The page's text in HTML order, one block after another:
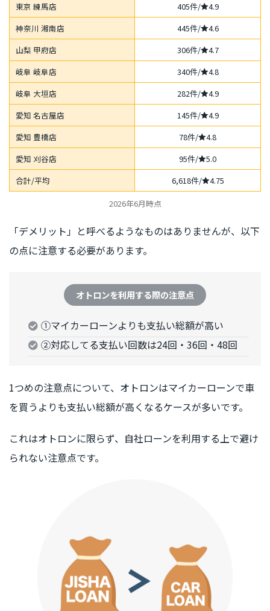
東京 練馬店
405件/
4.9
神奈川 湘南店
445件/
4.6
山梨 甲府店
306件/
4.7
岐阜 岐阜店
340件/
4.8
岐阜 大垣店
282件/
4.9
愛知 名古屋店
145件/
4.9
愛知 豊橋店
78件/
4.8
愛知 刈谷店
95件/
5.0
合計/平均
6,618件/
4.75
2026年6月時点
「デメリット」と呼べるようなものはありませんが、以下
の点に注意する必要があります。
オトロンを利用する際の注意点
①マイカーローンよりも支払い総額が高い
②対応してる支払い回数は24回・36回・48回
1つめの注意点について、オトロンはマイカーローンで車
を買うよりも支払い総額が高くなるケースが多いです。
これはオトロンに限らず、自社ローンを利用する上で避け
られない注意点です。